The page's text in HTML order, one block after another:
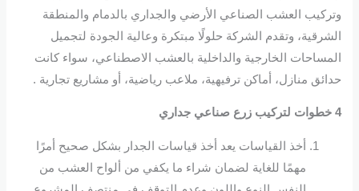
وتركيب العشب الصناعي الأرضي والجداري بالدمام والمنطقة
الشرقية، وتقدم الشركة حلولًا مبتكرة وعالية الجودة لتجميل
المساحات الخارجية والداخلية بالعشب الاصطناعي، سواء كانت
حدائق منازل، أماكن ترفيهية، ملاعب رياضية، أو مشاريع تجارية .
4 خطوات لتركيب زرع صناعي جداري
أخذ القياسات يعد أخذ قياسات الجدار بشكل صحيح أمرًا
مهمًا للغاية لضمان شراء ما يكفي من ألواح العشب من